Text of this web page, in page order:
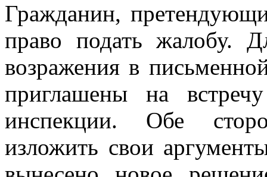
Гражданин,
право подать жалобу.
возражения в
приглашены на
инспекции. Обе
изложить свои